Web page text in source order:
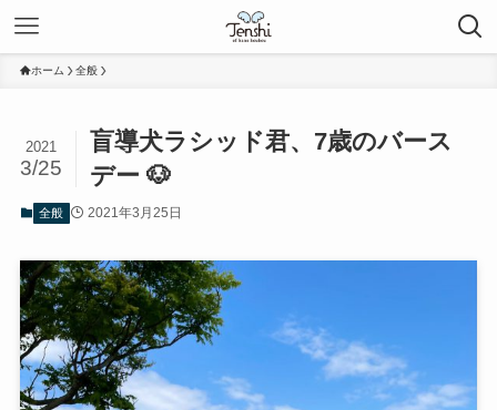
ホーム 全般
盲導犬ラシッド君、7歳のバース
デー 🐶
2021
3/25
全般 2021年3月25日